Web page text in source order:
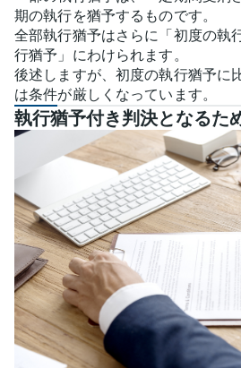
期の執行を猶予するものです。
全部執行猶予はさらに「初度の執
行猶予」にわけられます。
後述しますが、初度の執行猶予に
は条件が厳しくなっています。
執行猶予付き判決となるた